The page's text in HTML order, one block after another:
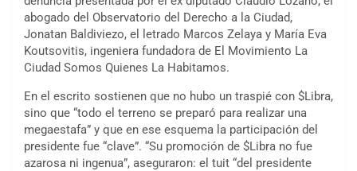
abogado del Observatorio del Derecho a la Ciudad,
Jonatan Baldiviezo, el letrado Marcos Zelaya y María Eva
Koutsovitis, ingeniera fundadora de El Movimiento La
Ciudad Somos Quienes La Habitamos.
En el escrito sostienen que no hubo un traspié con $Libra,
sino que “todo el terreno se preparó para realizar una
megaestafa” y que en ese esquema la participación del
presidente fue “clave”. “Su promoción de $Libra no fue
azarosa ni ingenua”, aseguraron: el tuit “del presidente